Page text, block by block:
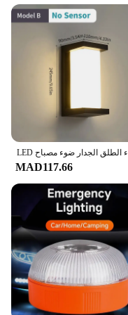
MAD117.66